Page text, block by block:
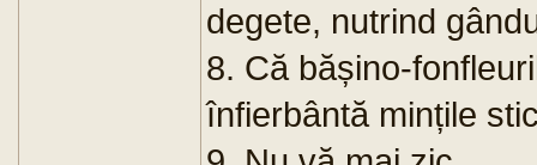
degete, nutrind
8. Că bășino-
înfierbântă mințile